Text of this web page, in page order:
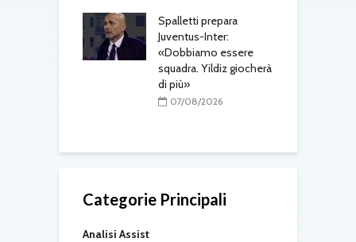
Spalletti prepara
Juventus-Inter:
«Dobbiamo essere
squadra. Yildiz giocherà
di più»
07/08/2026
Categorie Principali
Analisi Assist